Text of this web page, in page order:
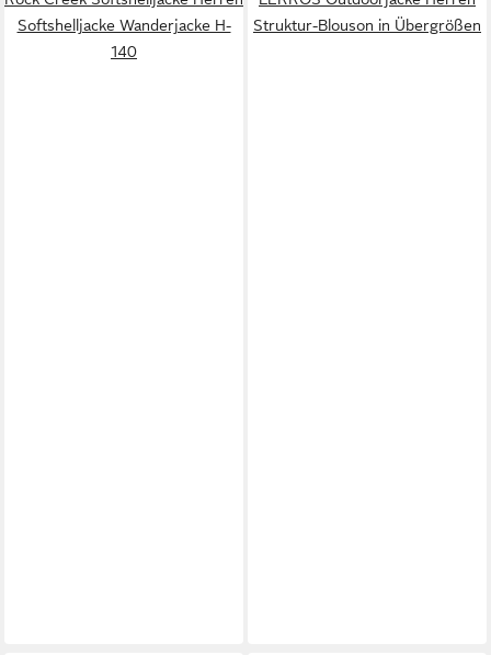
Softshelljacke Wanderjacke H-
140
Struktur-Blouson in Übergrößen